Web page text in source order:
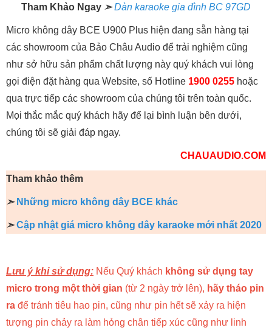
Tham Khảo Ngay ➣Dàn karaoke gia đình BC 97GD
Micro không dây BCE U900 Plus hiện đang sẵn hàng tại
các showroom của Bảo Châu Audio để trải nghiệm cũng
như sở hữu sản phẩm chất lượng này quý khách vui lòng
gọi điện đặt hàng qua Website, số Hotline 1900 0255 hoặc
qua trực tiếp các showroom của chúng tôi trên toàn quốc.
Mọi thắc mắc quý khách hãy để lại bình luận bên dưới,
chúng tôi sẽ giải đáp ngay.
CHAUAUDIO.COM
Tham khảo thêm
➣ Những micro không dây BCE khác
➣ Cập nhật giá micro không dây karaoke mới nhất 2020
Lưu ý khi sử dụng: Nếu Quý khách không sử dụng tay
micro trong một thời gian (từ 2 ngày trở lên), hãy tháo pin
ra để tránh tiêu hao pin, cũng như pin hết sẽ xảy ra hiện
tượng pin chảy ra làm hỏng chân tiếp xúc cũng như linh